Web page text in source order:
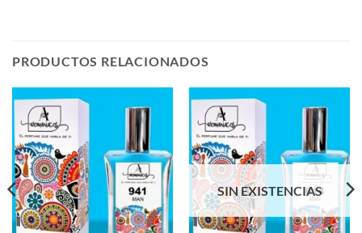
PRODUCTOS RELACIONADOS
SIN EXISTENCIAS